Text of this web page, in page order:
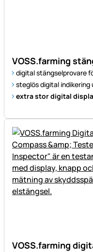
VOSS.farming
digital stängselprovare
steglös digital indikering
extra stor digital
VOSS.farming